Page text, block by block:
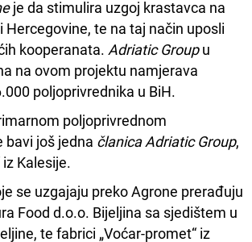
je da stimulira uzgoj krastavca na
Hercegovine, te na taj način uposli
kooperanata. Adriatic Groupu
na ovom projektu namjerava
poljoprivrednika u BiH.
poljoprivrednom
bavi još jedna članica Adriatic Group,
iz Kalesije.
se uzgajaju preko Agrone prerađuju
Food d.o.o. Bijeljina sa sjedištem u
te fabrici „Voćar-promet“ iz